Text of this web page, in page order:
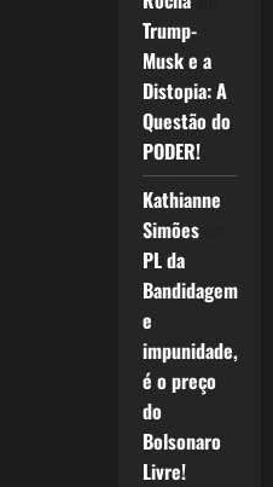
Trump-
Musk e a
Distopia: A
Questão do
PODER!
Kathianne
Simõesem
PL da
Bandidagem
e
impunidade,
é o preço
do
Bolsonaro
Livre!